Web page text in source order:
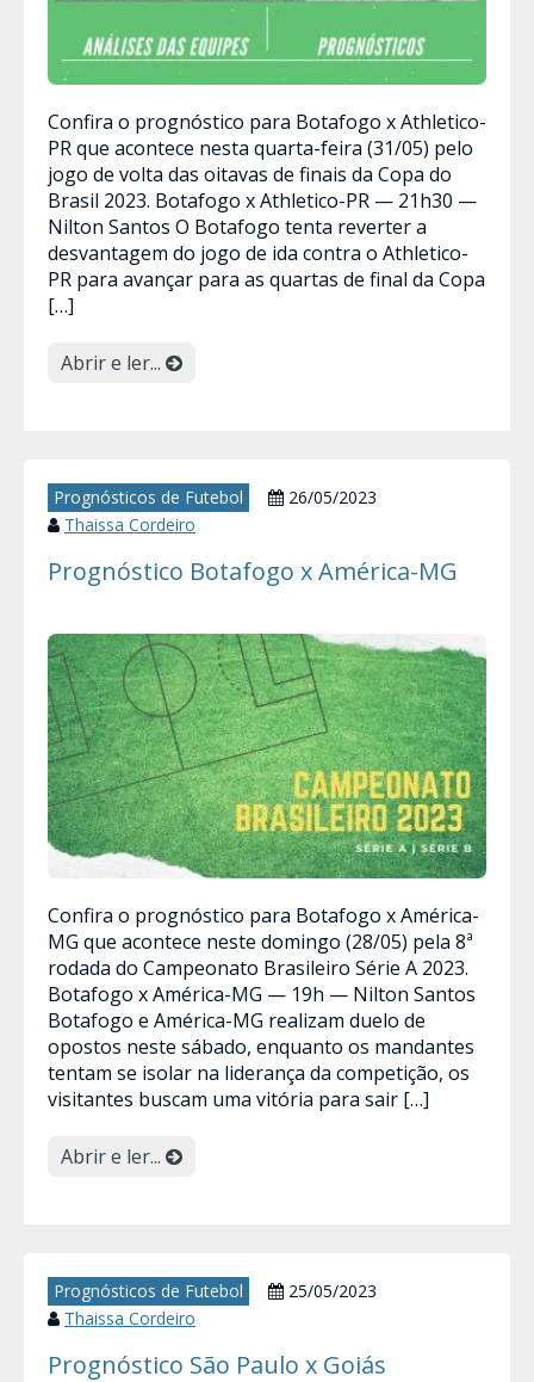
Confira o prognóstico para Botafogo x Athletico-
PR que acontece nesta quarta-feira (31/05) pelo
jogo de volta das oitavas de finais da Copa do
Brasil 2023. Botafogo x Athletico-PR — 21h30 —
Nilton Santos O Botafogo tenta reverter a
desvantagem do jogo de ida contra o Athletico-
PR para avançar para as quartas de final da Copa
[…]
Abrir e ler...
Prognósticos de Futebol
26/05/2023
Thaissa Cordeiro
Prognóstico Botafogo x América-MG
Confira o prognóstico para Botafogo x América-
MG que acontece neste domingo (28/05) pela 8ª
rodada do Campeonato Brasileiro Série A 2023.
Botafogo x América-MG — 19h — Nilton Santos
Botafogo e América-MG realizam duelo de
opostos neste sábado, enquanto os mandantes
tentam se isolar na liderança da competição, os
visitantes buscam uma vitória para sair […]
Abrir e ler...
Prognósticos de Futebol
25/05/2023
Thaissa Cordeiro
Prognóstico São Paulo x Goiás